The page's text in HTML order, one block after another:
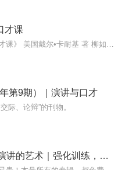
才课
第9期）｜演讲与口才
际、论辩”的刊物。
卡耐基魅力口才与演讲的艺术｜强化训练，激发潜能